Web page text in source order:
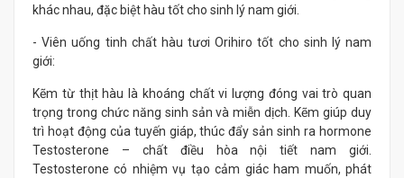
khác nhau, đặc biệt hàu tốt cho sinh lý nam giới.
- Viên uống tinh chất hàu tươi Orihiro tốt cho sinh lý nam
giới:
Kẽm từ thịt hàu là khoáng chất vi lượng đóng vai trò quan
trọng trong chức năng sinh sản và miễn dịch. Kẽm giúp duy
trì hoạt động của tuyến giáp, thúc đẩy sản sinh ra hormone
Testosterone – chất điều hòa nội tiết nam giới.
Testosterone có nhiệm vụ tạo cảm giác ham muốn, phát